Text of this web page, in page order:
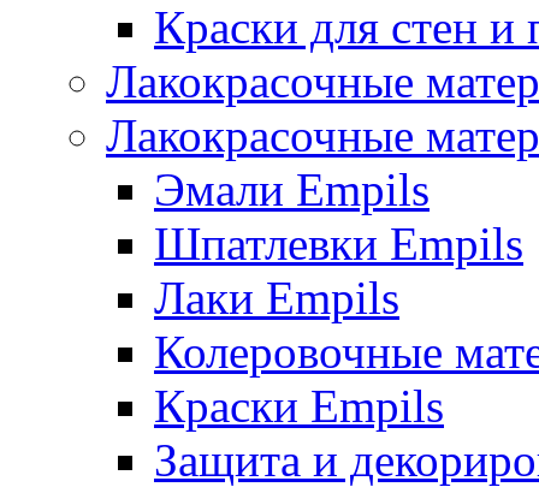
Краски для стен и
Лакокрасочные
Лакокрасочные
Эмали Empils
Шпатлевки Empils
Лаки Empils
Колеровочные
Краски Empils
Защита и